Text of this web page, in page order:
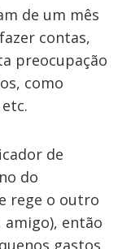
de um mês
contas,
preocupação
como
de
do
rege o outro
então
gastos